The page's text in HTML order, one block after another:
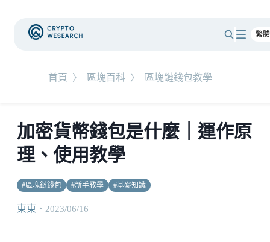
首頁 〉 區塊百科 〉 區塊鏈錢包教學
加密貨幣錢包是什麼｜運作原
理、使用教學
#區塊鏈錢包 #新手教學 #基礎知識
東東 ・ 2023/06/16